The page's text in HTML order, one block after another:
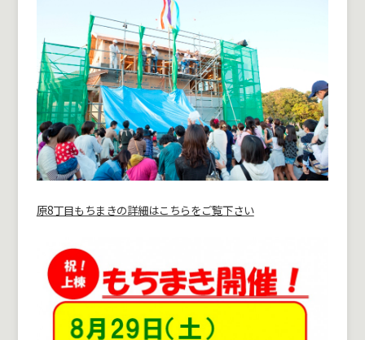
原8丁目もちまきの詳細はこちらをご覧下さい